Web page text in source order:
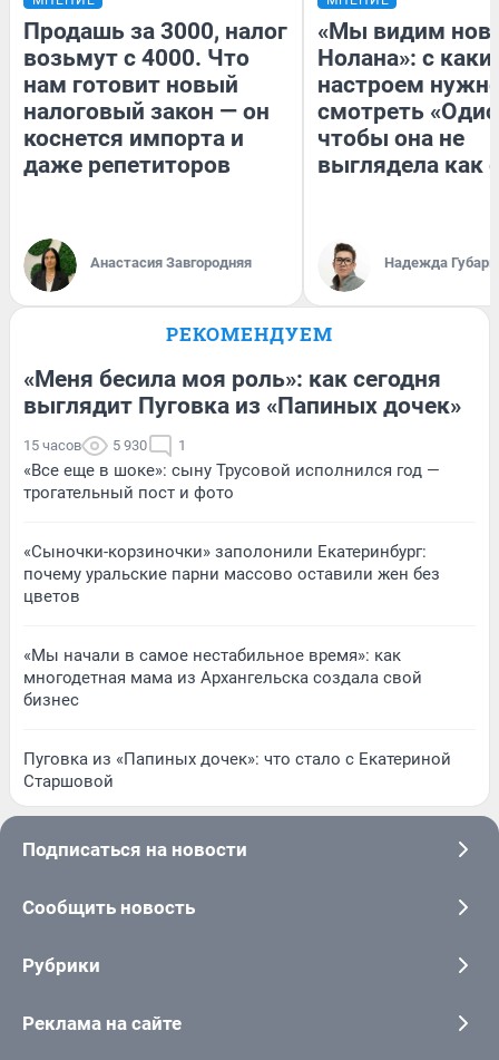
Продашь за 3000, налог
возьмут с 4000. Что
нам готовит новый
налоговый закон — он
коснется импорта и
даже репетиторов
Анастасия Завгородняя
«Мы видим
Нолана»: с
настроем
смотреть
чтобы она не
выглядела как
Надежда Губарь
РЕКОМЕНДУЕМ
«Меня бесила моя роль»: как сегодня
выглядит Пуговка из «Папиных дочек»
15 часов 5 930 1
«Все еще в шоке»: сыну Трусовой исполнился год —
трогательный пост и фото
«Сыночки-корзиночки» заполонили Екатеринбург:
почему уральские парни массово оставили жен без
цветов
«Мы начали в самое нестабильное время»: как
многодетная мама из Архангельска создала свой
бизнес
Пуговка из «Папиных дочек»: что стало с Екатериной
Старшовой
Подписаться на новости
Сообщить новость
Рубрики
Реклама на сайте